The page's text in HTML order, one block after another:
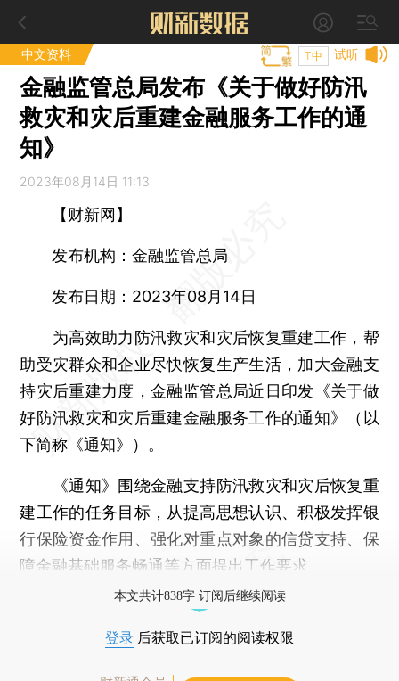
中文资料 试听
T中
金融监管总局发布《关于做好防汛
救灾和灾后重建金融服务工作的通
知》
2023年08月14日 11:13
【财新网】
发布机构：金融监管总局
发布日期：2023年08月14日
为高效助力防汛救灾和灾后恢复重建工作，帮
助受灾群众和企业尽快恢复生产生活，加大金融支
持灾后重建力度，金融监管总局近日印发《关于做
好防汛救灾和灾后重建金融服务工作的通知》（以
下简称《通知》）。
《通知》围绕金融支持防汛救灾和灾后恢复重
建工作的任务目标，从提高思想认识、积极发挥银
行保险资金作用、强化对重点对象的信贷支持、保
障金融基础服务畅通等方面提出工作要求。
本文共计838字 订阅后继续阅读
登录 后获取已订阅的阅读权限